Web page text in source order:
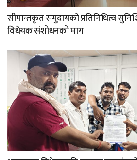
सीमान्तकृत समुदायको प्रतिनिधित्व
विधेयक संशोधनको माग